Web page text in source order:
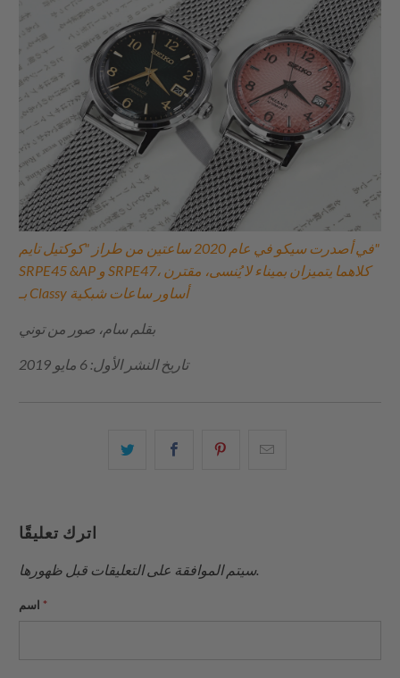
في
أصدرت سيكو في عام 2020 ساعتين من طراز "كوكتيل تايم"
SRPE45 &AP و SRPE47، كلاهما يتميزان بميناء لا يُنسى، مقترن
بـ Classy أساور ساعات شبكية
بقلم سام، صور من توني
تاريخ النشر الأول: 6 مايو 2019
شارك
شارك
شارك
اترك تعليقًا
سيتم الموافقة على التعليقات قبل ظهورها.
*